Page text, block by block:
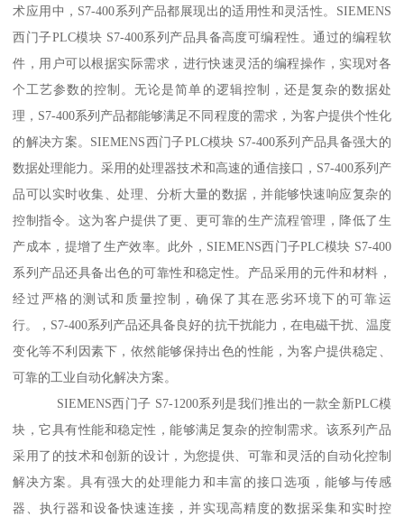
术应用中，S7-400系列产品都展现出的适用性和灵活性。SIEMENS
西门子PLC模块 S7-400系列产品具备高度可编程性。通过的编程软
件，用户可以根据实际需求，进行快速灵活的编程操作，实现对各
个工艺参数的控制。无论是简单的逻辑控制，还是复杂的数据处
理，S7-400系列产品都能够满足不同程度的需求，为客户提供个性化
的解决方案。SIEMENS西门子PLC模块 S7-400系列产品具备强大的
数据处理能力。采用的处理器技术和高速的通信接口，S7-400系列产
品可以实时收集、处理、分析大量的数据，并能够快速响应复杂的
控制指令。这为客户提供了更、更可靠的生产流程管理，降低了生
产成本，提增了生产效率。此外，SIEMENS西门子PLC模块 S7-400
系列产品还具备出色的可靠性和稳定性。产品采用的元件和材料，
经过严格的测试和质量控制，确保了其在恶劣环境下的可靠运
行。，S7-400系列产品还具备良好的抗干扰能力，在电磁干扰、温度
变化等不利因素下，依然能够保持出色的性能，为客户提供稳定、
可靠的工业自动化解决方案。
SIEMENS西门子 S7-1200系列是我们推出的一款全新PLC模
块，它具有性能和稳定性，能够满足复杂的控制需求。该系列产品
采用了的技术和创新的设计，为您提供、可靠和灵活的自动化控制
解决方案。具有强大的处理能力和丰富的接口选项，能够与传感
器、执行器和设备快速连接，并实现高精度的数据采集和实时控